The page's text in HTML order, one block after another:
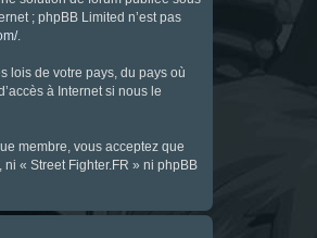
; phpBB Limited n’est pas
.
lois de votre pays, du pays où
à Internet si nous le
membre, vous acceptez que
« Street Fighter.FR » ni phpBB